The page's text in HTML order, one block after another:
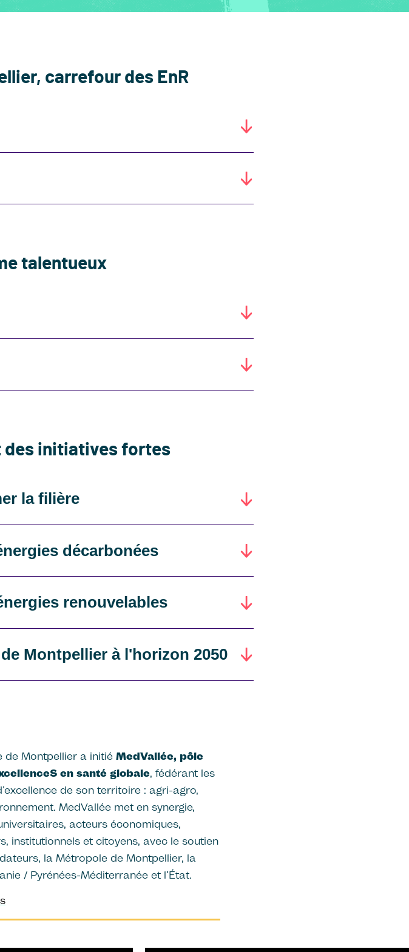
carrefour des EnR
talentueux
des initiatives fortes
la filière
décarbonées
renouvelables
Montpellier à l'horizon 2050
de Montpellier a initié MedVallée, pôle
en santé globale, fédérant les
de son territoire : agri-agro,
MedVallée met en synergie,
acteurs économiques,
institutionnels et citoyens, avec le soutien
la Métropole de Montpellier, la
/ Pyrénées-Méditerranée et l’État.